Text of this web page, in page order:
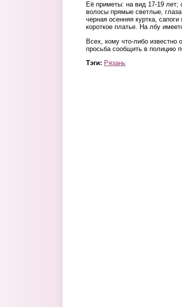
Её приметы: на вид 17-19 лет;
волосы прямые светлые,
черная осенняя куртка,
короткое платье. На лбу
Всех, кому что-либо известно
просьба сообщить в полицию
Тэги: Рязань